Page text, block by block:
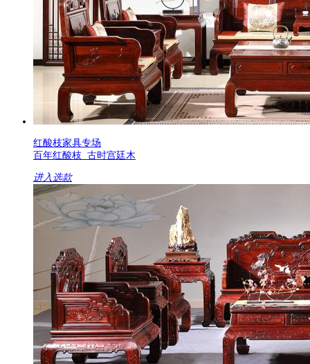
红酸枝家具专场
百年红酸枝 古时宫廷木
进入选款